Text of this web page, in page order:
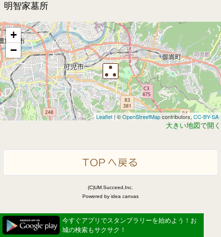
明智家墓所
+
−
Leaflet | ©OpenStreetMapcontributors, CC-BY-SA
大きい地図で開く
(C)UM.Succeed,Inc.
Powered by idea canvas
今すぐアプリでスタンプラリーを始めよう！お
城の検索もサクサク！